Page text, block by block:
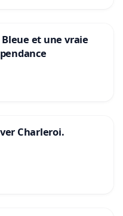
et une vraie
Charleroi.